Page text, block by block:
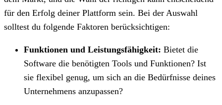
für den Erfolg deiner Plattform sein. Bei der Auswahl
solltest du folgende Faktoren berücksichtigen:
Funktionen und Leistungsfähigkeit: Bietet die
Software die benötigten Tools und Funktionen? Ist
sie flexibel genug, um sich an die Bedürfnisse deines
Unternehmens anzupassen?